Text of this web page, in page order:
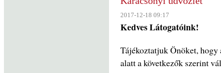
2017-12-18 09:17
Kedves Látogatóink!
Tájékoztatjuk Önöket,
alatt a következők szerint